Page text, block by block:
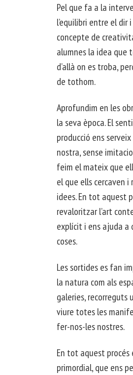
Pel que fa a la
l’equilibri entre el dir
concepte de
alumnes la idea
d’allà on es troba,
de tothom.
Aprofundim en les
la seva època. El
producció ens
nostra, sense
feim el mateix que
el que ells cercaven
idees. En tot aquest
revaloritzar l’art
explícit i ens ajuda
coses.
Les sortides es fan
la natura com als
galeries, recorreguts
viure totes les
fer-nos-les nostres.
En tot aquest procés
primordial, que ens